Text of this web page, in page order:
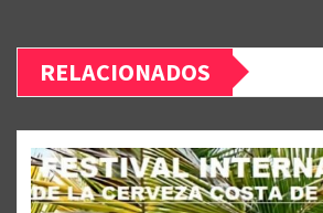
RELACIONADOS